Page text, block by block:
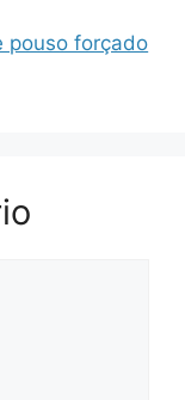
pouso forçado